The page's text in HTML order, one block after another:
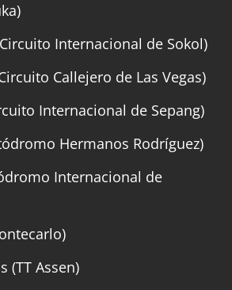
Internacional de Sokol)
Callejero de Las Vegas)
Internacional de Sepang)
Hermanos Rodríguez)
Internacional de
(TT Assen)